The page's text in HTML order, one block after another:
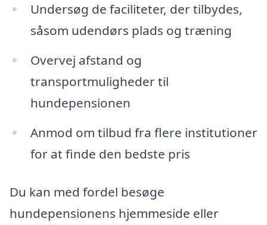
Undersøg de faciliteter, der tilbydes,
såsom udendørs plads og træning
Overvej afstand og
transportmuligheder til
hundepensionen
Anmod om tilbud fra flere institutioner
for at finde den bedste pris
Du kan med fordel besøge
hundepensionens hjemmeside eller